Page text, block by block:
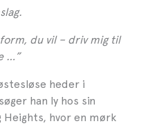
du vil – driv mig til
…”
heder i
han ly hos sin
hvor en mørk